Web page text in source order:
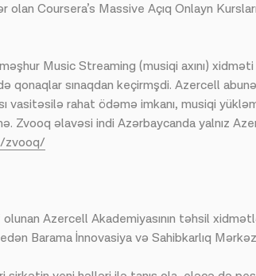
Coursera’s Massive Açıq Onlayn
Music Streaming (musiqi axını)
sınaqdan keçirmşdi. Azercell
vasitəsilə rahat ödəmə imkanı, musiqi
əlavəsi indi Azərbaycanda yalnız
zvooq/
Azercell Akademiyasının təhsil
Barama İnnovasiya və Sahibkarlıq